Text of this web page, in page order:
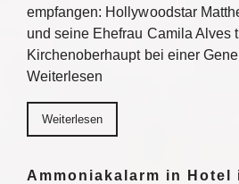
empfangen: Hollywoodstar
und seine Ehefrau Camila Alves
Kirchenoberhaupt bei einer
Weiterlesen
Weiterlesen
Ammoniakalarm in Hotel